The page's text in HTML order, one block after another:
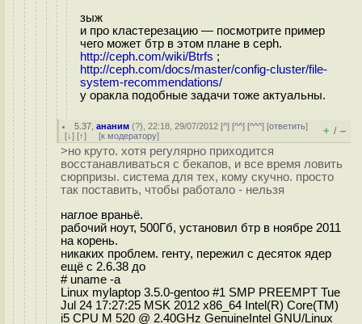
зыж
и про кластерезацию — посмотрите пример
чего может бтр в этом плане в ceph.
http://ceph.com/wiki/Btrfs ;
http://ceph.com/docs/master/config-cluster/file-
system-recommendations/
у оракла подобные задачи тоже актуальны.
5.37 ,ананим (?), 22:18, 29/07/2012 [^] [^^] [^^^] [ответить]
[↓] [↑] [к модератору] + / –
>но круто. хотя регулярно приходится
восстанавливаться с бекапов, и все время ловить
сюрпризы. система для тех, кому скучно. просто
так поставить, чтобы работало - нельзя
наглое враньё.
рабочий ноут, 500Гб, установил бтр в ноябре 2011
на корень.
никаких проблем. генту, пережил с десяток ядер
ещё с 2.6.38 до
# uname -a
Linux mylaptop 3.5.0-gentoo #1 SMP PREEMPT Tue
Jul 24 17:27:25 MSK 2012 x86_64 Intel(R) Core(TM)
i5 CPU M 520 @ 2.40GHz GenuineIntel GNU/Linux